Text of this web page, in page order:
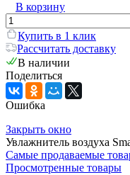
В корзину
Купить в 1 клик
Рассчитать доставку
В наличии
Поделиться
Ошибка
Закрыть окно
Увлажнитель воздуха
Самые продаваемые
Просмотренные товары